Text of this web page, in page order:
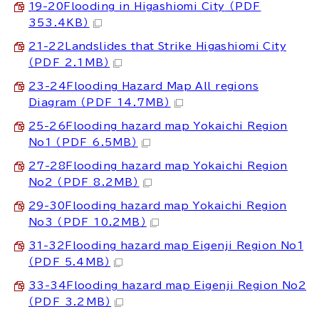
19-20Flooding in Higashiomi City （PDF
353.4KB）
21-22Landslides that Strike Higashiomi City
（PDF 2.1MB）
23-24Flooding Hazard Map All regions
Diagram （PDF 14.7MB）
25-26Flooding hazard map Yokaichi Region
No1
（PDF 6.5MB）
27-28Flooding hazard map Yokaichi Region
No2
（PDF 8.2MB）
29-30Flooding hazard map Yokaichi Region
No3
（PDF 10.2MB）
31-32Flooding hazard map Eigenji Region No1
（PDF 5.4MB）
33-34Flooding hazard map Eigenji Region No2
（PDF 3.2MB）